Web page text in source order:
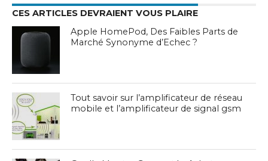
CES ARTICLES DEVRAIENT VOUS PLAIRE
Apple HomePod, Des Faibles Parts de
Marché Synonyme d’Echec ?
Tout savoir sur l’amplificateur de réseau
mobile et l’amplificateur de signal gsm